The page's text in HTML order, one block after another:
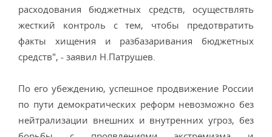
расходования бюджетных средств, осуществлять
жесткий контроль с тем, чтобы предотвратить
факты хищения и разбазаривания бюджетных
средств", - заявил Н.Патрушев.
По его убеждению, успешное продвижение России
по пути демократических реформ невозможно без
нейтрализации внешних и внутренних угроз, без